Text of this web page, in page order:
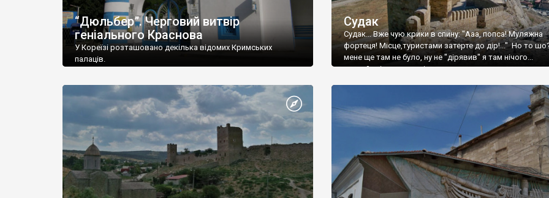
“Дюльбер”. Черговий витвір
геніального Краснова
У Кореїзі розташовано декілька відомих Кримських
палаців.
Судак
Судак... Вже чую крики в спину: "Ааа, попса! Муляжна
фортеця! Місце,туристами затерте до дір!..." Но то
мене ще там не було, ну не "дірявив" я там нічого...
принаймні до цього літа.